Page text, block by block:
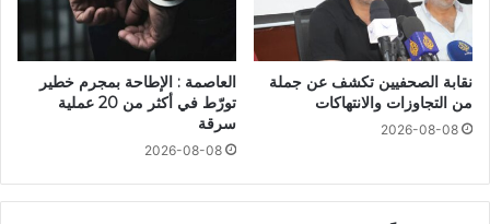
نقابة الصحفيين تكشف عن جملة
من التجاوزات والانتهاكات
2026-08-08
العاصمة : الإطاحة بمجرم خطير
تورّط في أكثر من 20 عملية
سرقة
2026-08-08